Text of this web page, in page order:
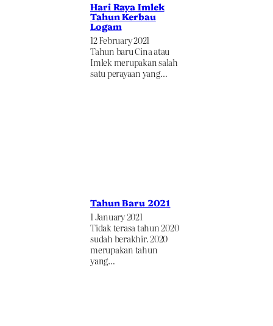
Hari Raya Imlek
Tahun Kerbau
Logam
12 February 2021
Tahun baru Cina atau
Imlek merupakan salah
satu perayaan yang…
Tahun Baru 2021
1 January 2021
Tidak terasa tahun 2020
sudah berakhir. 2020
merupakan tahun
yang…